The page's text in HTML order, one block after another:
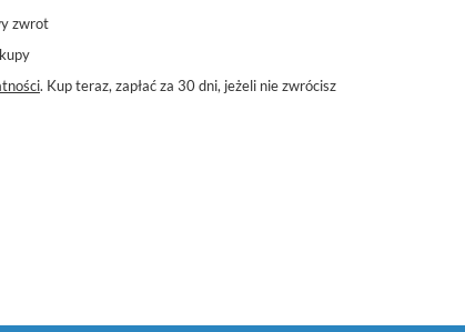
zwrot
. Kup teraz, zapłać za 30 dni, jeżeli nie zwrócisz